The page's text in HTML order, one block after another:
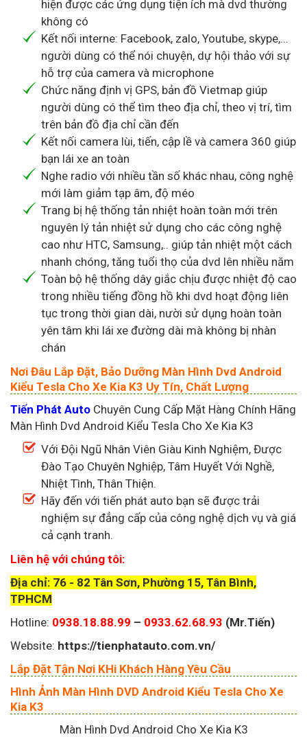
hiện được các ứng dụng tiện ích mà dvd thường
không có
Kết nối interne: Facebook, zalo, Youtube, skype,...
người dùng có thể nói chuyện, dự hội thảo với sự
hỗ trợ của camera và microphone
Chức năng định vị GPS, bản đồ Vietmap giúp
người dùng có thể tìm theo địa chỉ, theo vị trí, tìm
trên bản đồ địa chỉ cần đến
Kết nối camera lùi, tiến, cập lề và camera 360 giúp
bạn lái xe an toàn
Nghe radio với nhiều tần số khác nhau, công nghệ
mới làm giảm tạp âm, độ méo
Trang bị hệ thống tản nhiệt hoàn toàn mới trên
nguyên lý tản nhiệt sử dụng cho các công nghệ
cao như HTC, Samsung,.. giúp tản nhiệt một cách
nhanh chóng, tăng tuổi thọ của dvd lên nhiều năm
Toàn bộ hệ thống dây giắc chịu được nhiệt độ cao
trong nhiều tiếng đồng hồ khi dvd hoạt động liên
tục trong thời gian dài, nười sử dụng hoàn toàn
yên tâm khi lái xe đường dài mà không bị nhàn
chán
Nơi Đâu Lắp Đặt, Bảo Dưỡng Màn Hình Dvd Android
Kiểu Tesla Cho Xe Kia K3 Uy Tín, Chất Lượng
Tiến Phát Auto Chuyên Cung Cấp Mặt Hàng Chính Hãng
Màn Hình Dvd Android Kiểu Tesla Cho Xe Kia K3
Với Đội Ngũ Nhân Viên Giàu Kinh Nghiệm, Được
Đào Tạo Chuyên Nghiệp, Tâm Huyết Với Nghề,
Nhiệt Tình, Thân Thiện.
Hãy đến với tiến phát auto bạn sẽ được trải
nghiệm sự đẳng cấp của công nghệ dịch vụ và giá
cả cạnh tranh.
Liên hệ với chúng tôi:
Địa chỉ: 76 - 82 Tân Sơn, Phường 15, Tân Bình,
TPHCM
Hotline: 0938.18.88.99 – 0933.62.68.93 (Mr.Tiến)
Website: https://tienphatauto.com.vn/
Lắp Đặt Tận Nơi KHi Khách Hàng Yêu Cầu
Hình Ảnh Màn Hình DVD Android Kiểu Tesla Cho Xe
Kia K3
Màn Hình Dvd Android Cho Xe Kia K3